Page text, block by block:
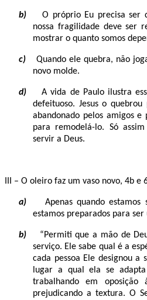
b)
O próprio Eu precisa ser
nossa fragilidade deve ser
mostrar o quanto somos
c)
Quando ele quebra, não
novo molde.
d)
A vida de Paulo ilustra
defeituoso. Jesus o
abandonado pelos amigos e
para remodelá-lo. Só
servir a Deus.
III – O oleiro faz um vaso novo, 4b e
a)
Apenas quando
estamos preparados para ser
b)
“Permiti que a mão de
serviço. Ele sabe qual é a
cada pessoa Ele designou a
lugar a qual ela se
trabalhando em oposição
prejudicando a textura. O